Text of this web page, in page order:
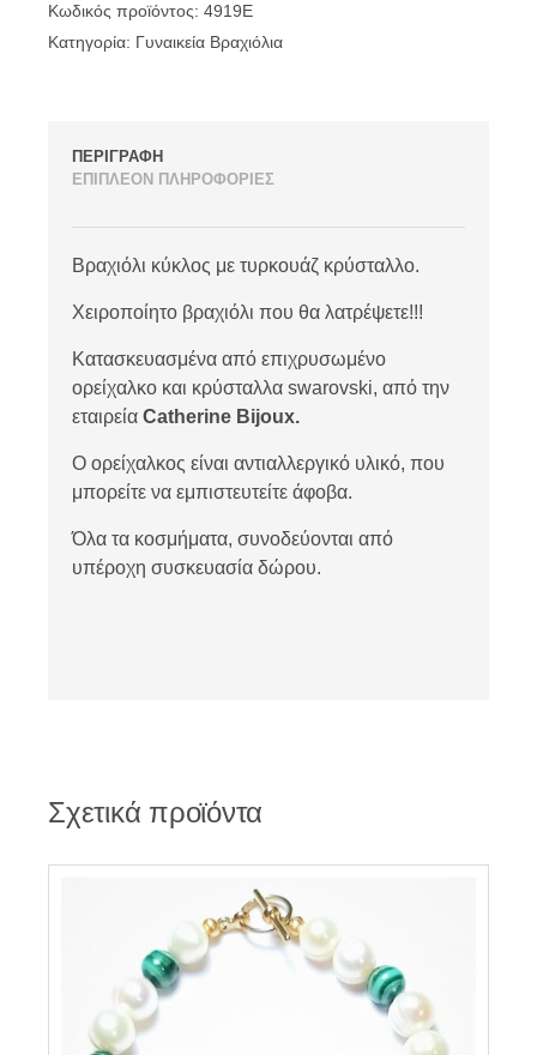
Κωδικός προϊόντος: 4919E
Κατηγορία: Γυναικεία Βραχιόλια
ΠΕΡΙΓΡΑΦΗ
ΕΠΙΠΛΕΟΝ ΠΛΗΡΟΦΟΡΙΕΣ
Βραχιόλι κύκλος με τυρκουάζ κρύσταλλο.
Χειροποίητο βραχιόλι που θα λατρέψετε!!!
Κατασκευασμένα από επιχρυσωμένο
ορείχαλκο και κρύσταλλα swarovski, από την
εταιρεία Catherine Bijoux.
Ο ορείχαλκος είναι αντιαλλεργικό υλικό, που
μπορείτε να εμπιστευτείτε άφοβα.
Όλα τα κοσμήματα, συνοδεύονται από
υπέροχη συσκευασία δώρου.
Σχετικά προϊόντα